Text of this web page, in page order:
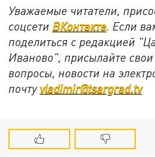
Уважаемые читатели,
соцсети ВКонтакте . Если
поделиться с редакцией
Иваново", присылайте
вопросы, новости на
почту vladimir@tsargrad.tv